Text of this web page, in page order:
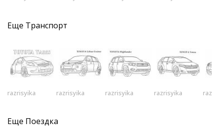
Еще Транспорт
razrisyika razrisyika razrisyika razrisyika
Еще Поездка